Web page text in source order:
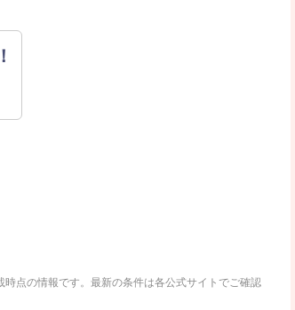
点の情報です。最新の条件は各公式サイトでご確認